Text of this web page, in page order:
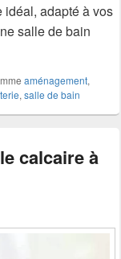
idéal, adapté à vos
salle de bain
aménagement,
, salle de bain
calcaire à